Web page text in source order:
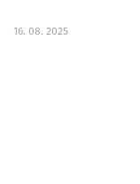
16. 08. 2025